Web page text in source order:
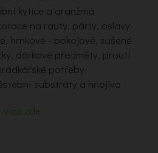
kytice a aranžmá
na rauty, párty, oslavy
hrnkové - pokojové, sušené
dárkové předměty, proutí
potřeby
substráty a hnojiva
více zde